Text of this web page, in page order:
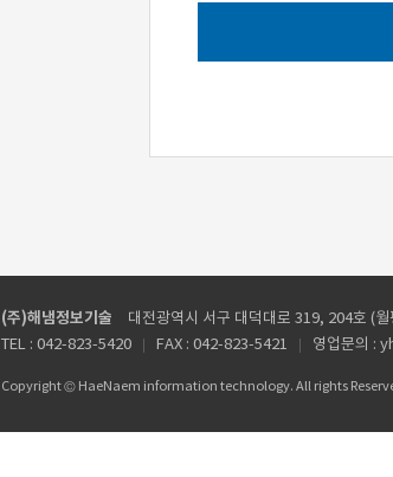
(주)해냄정보기술
대전광역시 서구 대덕대로 319, 204호 (
TEL : 042-823-5420
FAX : 042-823-5421 영업문의 :
Copyright © HaeNaem information technology. All rights